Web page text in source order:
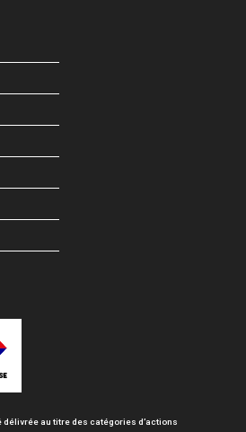
au titre des catégories d’actions